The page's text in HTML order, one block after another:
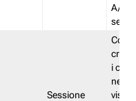
A/B.
Sessione
i
nel